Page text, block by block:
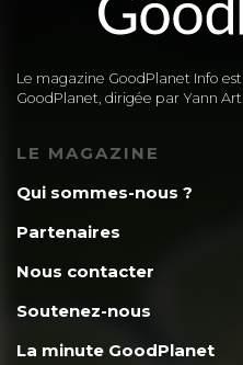
Le magazine GoodPlanet Info
GoodPlanet, dirigée par Yann
LE MAGAZINE
Qui sommes-nous ?
Partenaires
Nous contacter
Soutenez-nous
La minute GoodPlanet